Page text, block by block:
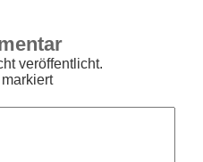
veröffentlicht.